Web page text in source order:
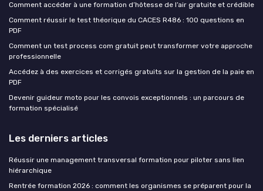
Comment accéder à une formation d’hôtesse de l’air gratuite et crédible
Comment réussir le test théorique du CACES R486 : 100 questions en
PDF
Comment un test process com gratuit peut transformer votre approche
professionnelle
Accédez à des exercices et corrigés gratuits sur la gestion de la paie en
PDF
Devenir guideur moto pour les convois exceptionnels : un parcours de
formation spécialisé
Les derniers articles
Réussir une management transversal formation pour piloter sans lien
hiérarchique
Rentrée formation 2026 : comment les organismes se préparent pour la